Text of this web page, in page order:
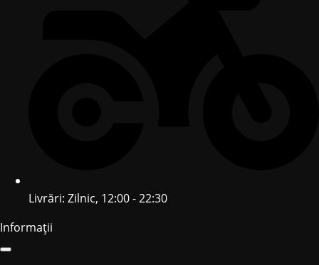
Livrări: Zilnic, 12:00 - 22:30
Informații